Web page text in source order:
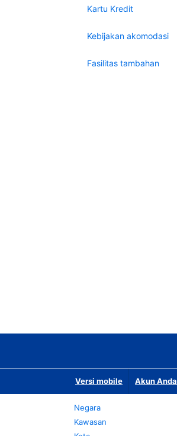
Kartu Kredit
Kebijakan akomodasi
Fasilitas tambahan
Versi mobile Akun Anda
Negara
Kawasan